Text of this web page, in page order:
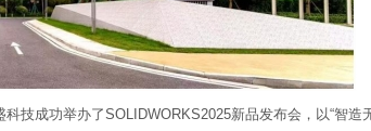
技成功举办了SOLIDWORKS2025新品发布会，以“智造